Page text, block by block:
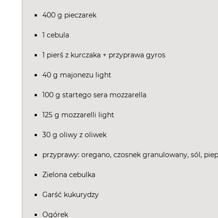
400 g pieczarek
1 cebula
1 pierś z kurczaka + przyprawa gyros
40 g majonezu light
100 g startego sera mozzarella
125 g mozzarelli light
30 g oliwy z oliwek
przyprawy: oregano, czosnek granulowany, sól,
Zielona cebulka
Garść kukurydzy
Ogórek